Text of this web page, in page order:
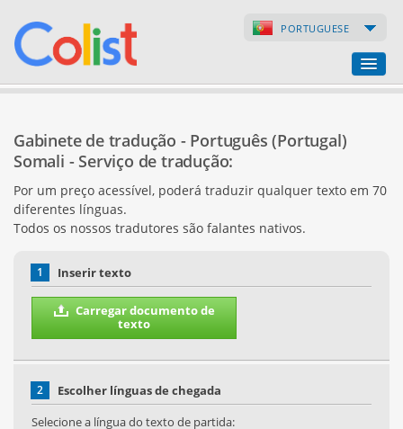
PORTUGUESE
Lista de empresas
Páginas de internet
Lojas virtuais
Gabinete de tradução - Português (Portugal)
Somali - Serviço de tradução:
Por um preço acessível, poderá traduzir qualquer texto em 70
diferentes línguas.
Todos os nossos tradutores são falantes nativos.
1 Inserir texto
Carregar documento de
texto
2
Escolher línguas de chegada
Selecione a língua do texto de partida: